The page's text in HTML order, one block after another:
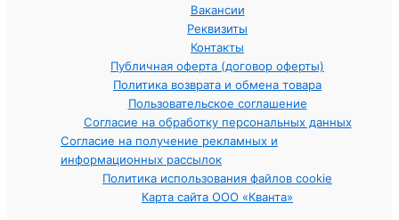
Вакансии
Реквизиты
Контакты
Публичная оферта (договор оферты)
Политика возврата и обмена товара
Пользовательское соглашение
Согласие на обработку персональных данных
Согласие на получение рекламных и
информационных рассылок
Политика использования файлов cookie
Карта сайта ООО «Кванта»